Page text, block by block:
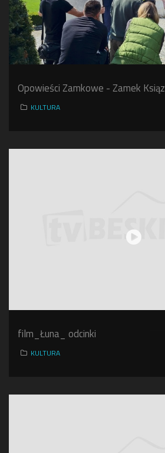
Opowieści Zamkowe - Zamek Ksiąz
KULTURA
film_Łuna_ odcinki
KULTURA